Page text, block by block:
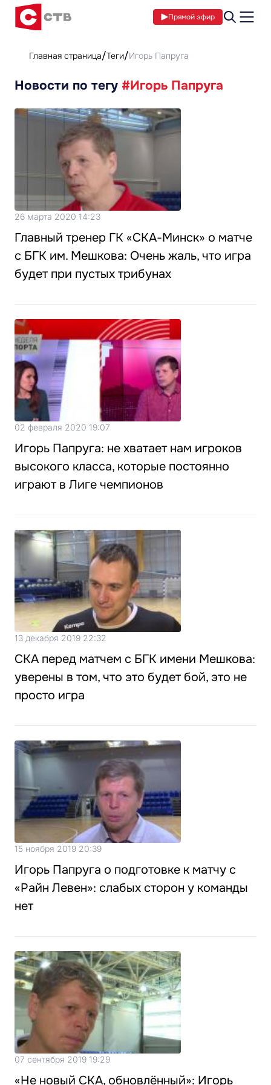
Прямой эфир
Главная страница Теги Игорь Папруга
Новости по тегу #Игорь Папруга
26 марта 2020 14:23
Главный тренер ГК «СКА-Минск» о матче
с БГК им. Мешкова: Очень жаль, что игра
будет при пустых трибунах
02 февраля 2020 19:07
Игорь Папруга: не хватает нам игроков
высокого класса, которые постоянно
играют в Лиге чемпионов
13 декабря 2019 22:32
СКА перед матчем с БГК имени Мешкова:
уверены в том, что это будет бой, это не
просто игра
15 ноября 2019 20:39
Игорь Папруга о подготовке к матчу с
«Райн Левен»: слабых сторон у команды
нет
07 сентября 2019 19:29
«Не новый СКА, обновлённый»: Игорь